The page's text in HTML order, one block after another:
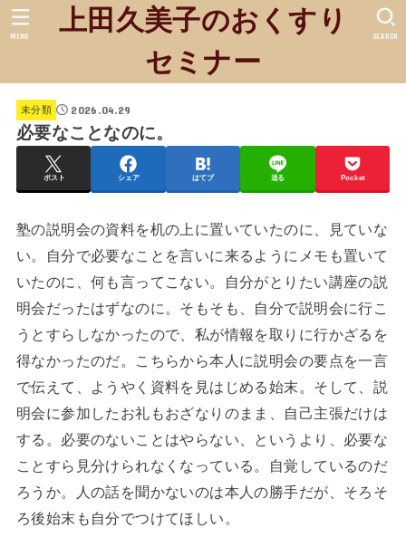
上田久美子のおくすり
セミナー
SEARCH
MENU
未分類 2026.04.29
必要なことなのに。
ポスト シェア はてブ 送る Pocket
塾の説明会の資料を机の上に置いていたのに、見ていな
い。自分で必要なことを言いに来るようにメモも置いて
いたのに、何も言ってこない。自分がとりたい講座の説
明会だったはずなのに。そもそも、自分で説明会に行こ
うとすらしなかったので、私が情報を取りに行かざるを
得なかったのだ。こちらから本人に説明会の要点を一言
で伝えて、ようやく資料を見はじめる始末。そして、説
明会に参加したお礼もおざなりのまま、自己主張だけは
する。必要のないことはやらない、というより、必要な
ことすら見分けられなくなっている。自覚しているのだ
ろうか。人の話を聞かないのは本人の勝手だが、そろそ
ろ後始末も自分でつけてほしい。